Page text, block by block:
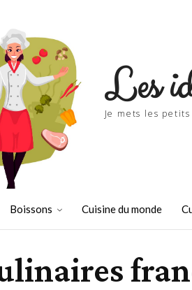
Les
Je mets les
Boissons Cuisine du monde